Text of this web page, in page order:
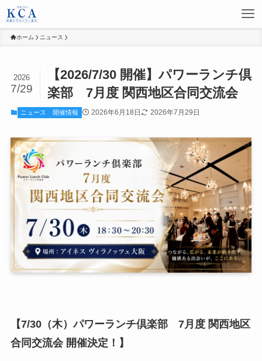
ホーム ニュース
【2026/7/30 開催】パワーランチ倶
楽部 7月度 関西地区合同交流会
2026
7/29
ニュース 開催情報 2026年6月18日 2026年7月29日
【7/30（木）パワーランチ倶楽部 7月度 関西地区
合同交流会 開催決定！】